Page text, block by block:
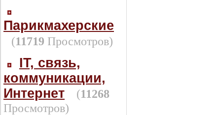
Парикмахерские
(11719 Просмотров)
IT, связь,
коммуникации,
Интернет
(11268
Просмотров)